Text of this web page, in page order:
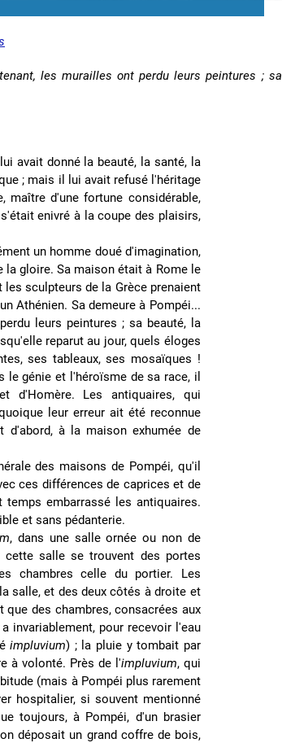
les murailles ont perdu leurs peintures ; sa
avait donné la beauté, la santé, la
; mais il lui avait refusé l'héritage
maître d'une fortune considérable,
enivré à la coupe des plaisirs,
un homme doué d'imagination,
gloire. Sa maison était à Rome le
sculpteurs de la Grèce prenaient
Athénien. Sa demeure à Pompéi...
leurs peintures ; sa beauté, la
reparut au jour, quels éloges
ses tableaux, ses mosaïques !
le génie et l'héroïsme de sa race, il
d'Homère. Les antiquaires, qui
leur erreur ait été reconnue
à la maison exhumée de
des maisons de Pompéi, qu'il
ces différences de caprices et de
embarrassé les antiquaires.
et sans pédanterie.
, dans une salle ornée ou non de
salle se trouvent des portes
chambres celle du portier. Les
salle, et des deux côtés à droite et
des chambres, consacrées aux
invariablement, pour recevoir l'eau
impluvium) ; la pluie y tombait par
à volonté. Près de l'impluvium, qui
(mais à Pompéi plus rarement
hospitalier, si souvent mentionné
toujours, à Pompéi, d'un brasier
déposait un grand coffre de bois,